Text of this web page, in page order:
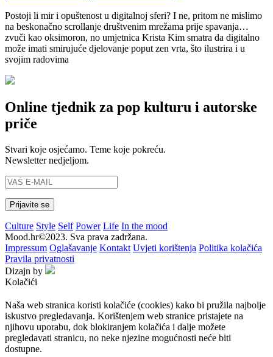
Postoji li mir i opuštenost u digitalnoj sferi? I ne, pritom ne mislimo
na beskonačno scrollanje društvenim mrežama prije spavanja…
zvuči kao oksimoron, no umjetnica Krista Kim smatra da digitalno
može imati smirujuće djelovanje poput zen vrta, što ilustrira i u
svojim radovima
Online tjednik za pop kulturu i autorske
priče
Stvari koje osjećamo. Teme koje pokreću.
Newsletter nedjeljom.
Culture Style Self Power Life In the mood
Mood.hr©2023. Sva prava zadržana.
Impressum Oglašavanje Kontakt Uvjeti korištenja Politika kolačića
Pravila privatnosti
Dizajn by
Kolačići
Naša web stranica koristi kolačiće (cookies) kako bi pružila najbolje
iskustvo pregledavanja. Korištenjem web stranice pristajete na
njihovu uporabu, dok blokiranjem kolačića i dalje možete
pregledavati stranicu, no neke njezine mogućnosti neće biti
dostupne.